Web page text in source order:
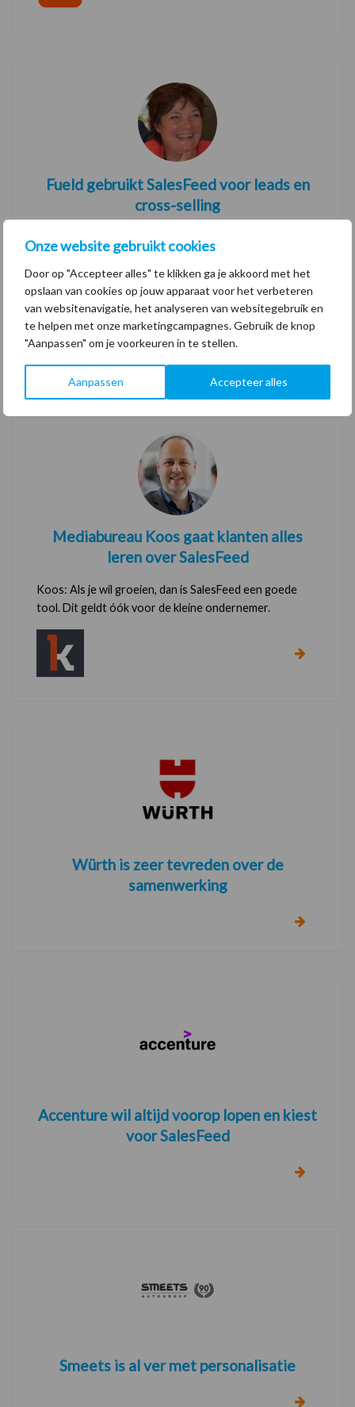
Onze website gebruikt cookies
Door op "Accepteer alles" te klikken ga je akkoord met het
opslaan van cookies op jouw apparaat voor het verbeteren
van websitenavigatie, het analyseren van websitegebruik en
te helpen met onze marketingcampagnes. Gebruik de knop
"Aanpassen" om je voorkeuren in te stellen.
Aanpassen Accepteer alles
Fueld gebruikt SalesFeed voor leads en
cross-selling
Nadat Fueld zelf heeft ervaren hoe de software kan
worden gebruikt, besloten ze het ook in te zetten voor
hun klanten. CEO Marielle Dellemijn vertelt over haar
positieve ervaringen.
Mediabureau Koos gaat klanten alles
leren over SalesFeed
Koos: Als je wil groeien, dan is SalesFeed een goede
tool. Dit geldt óók voor de kleine ondernemer.
Würth is zeer tevreden over de
samenwerking
Accenture wil altijd voorop lopen en kiest
voor SalesFeed
Smeets is al ver met personalisatie